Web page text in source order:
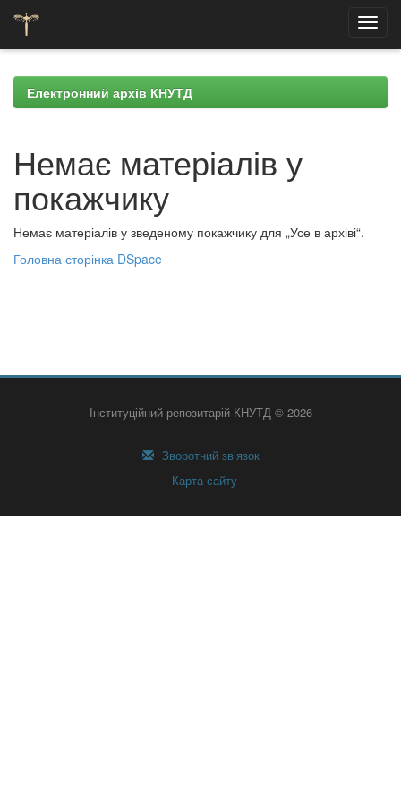
navigationЕлектронний архів КНУТД
Немає матеріалів у
покажчику
Немає матеріалів у зведеному покажчику для „Усе в архіві“.
Головна сторінка DSpace
Інституційний репозитарій КНУТД © 2026
Зворотний зв’язок
Карта сайту